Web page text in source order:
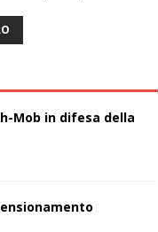
Mob in difesa della